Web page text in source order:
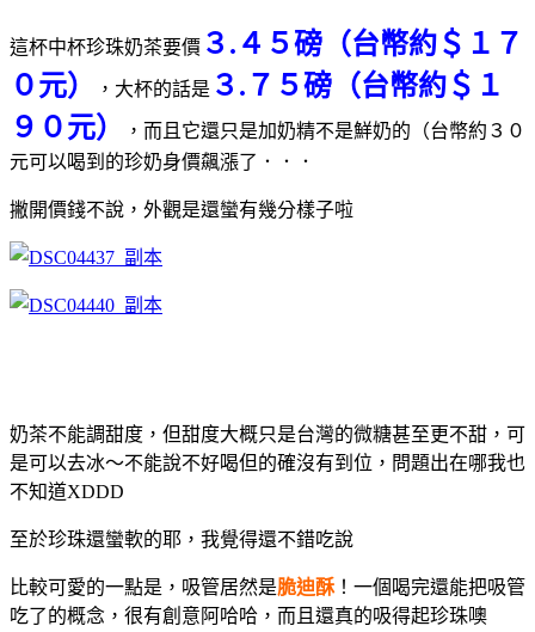
這杯中杯珍珠奶茶要價 ３.４５磅（台幣約＄１７
０元）
，大杯的話是 ３.７５磅 （台幣約＄１
９０元）
，而且它還只是加奶精不是鮮奶的（台幣約３０
元可以喝到的珍奶身價飆漲了．．．
撇開價錢不說，外觀是還蠻有幾分樣子啦
奶茶不能調甜度，但甜度大概只是台灣的微糖甚至更不甜，可
是可以去冰～不能說不好喝但的確沒有到位，問題出在哪我也
不知道XDDD
至於珍珠還蠻軟的耶，我覺得還不錯吃說
比較可愛的一點是，吸管居然是脆迪酥！一個喝完還能把吸管
吃了的概念，很有創意阿哈哈，而且還真的吸得起珍珠噢